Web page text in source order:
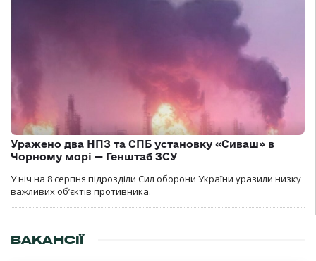
Уражено два НПЗ та СПБ установку «Сиваш» в
Чорному морі — Генштаб ЗСУ
У ніч на 8 серпня підрозділи Сил оборони України уразили низку
важливих об’єктів противника.
ВАКАНСІЇ